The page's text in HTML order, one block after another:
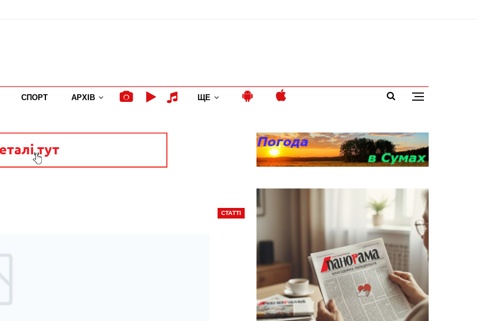
СПОРТ АРХІВ ЩЕ
СТАТТІ